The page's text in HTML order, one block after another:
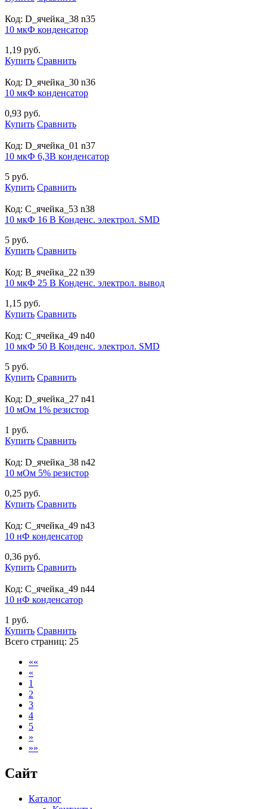
Код: D_ячейка_38 n35
10 мкФ конденсатор
1,19 руб.
Купить Сравнить
Код: D_ячейка_30 n36
10 мкФ конденсатор
0,93 руб.
Купить Сравнить
Код: D_ячейка_01 n37
10 мкФ 6,3В конденсатор
5 руб.
Купить Сравнить
Код: С_ячейка_53 n38
10 мкФ 16 В Конденс. электрол. SMD
5 руб.
Купить Сравнить
Код: B_ячейка_22 n39
10 мкФ 25 В Конденс. электрол. вывод
1,15 руб.
Купить Сравнить
Код: С_ячейка_49 n40
10 мкФ 50 В Конденс. электрол. SMD
5 руб.
Купить Сравнить
Код: D_ячейка_27 n41
10 мОм 1% резистор
1 руб.
Купить Сравнить
Код: D_ячейка_38 n42
10 мОм 5% резистор
0,25 руб.
Купить Сравнить
Код: С_ячейка_49 n43
10 нФ конденсатор
0,36 руб.
Купить Сравнить
Код: С_ячейка_49 n44
10 нФ конденсатор
1 руб.
Купить Сравнить
Всего страниц: 25
««
«
1
2
3
4
5
»
»»
Сайт
Каталог